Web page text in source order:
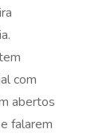
com
abertos
falarem